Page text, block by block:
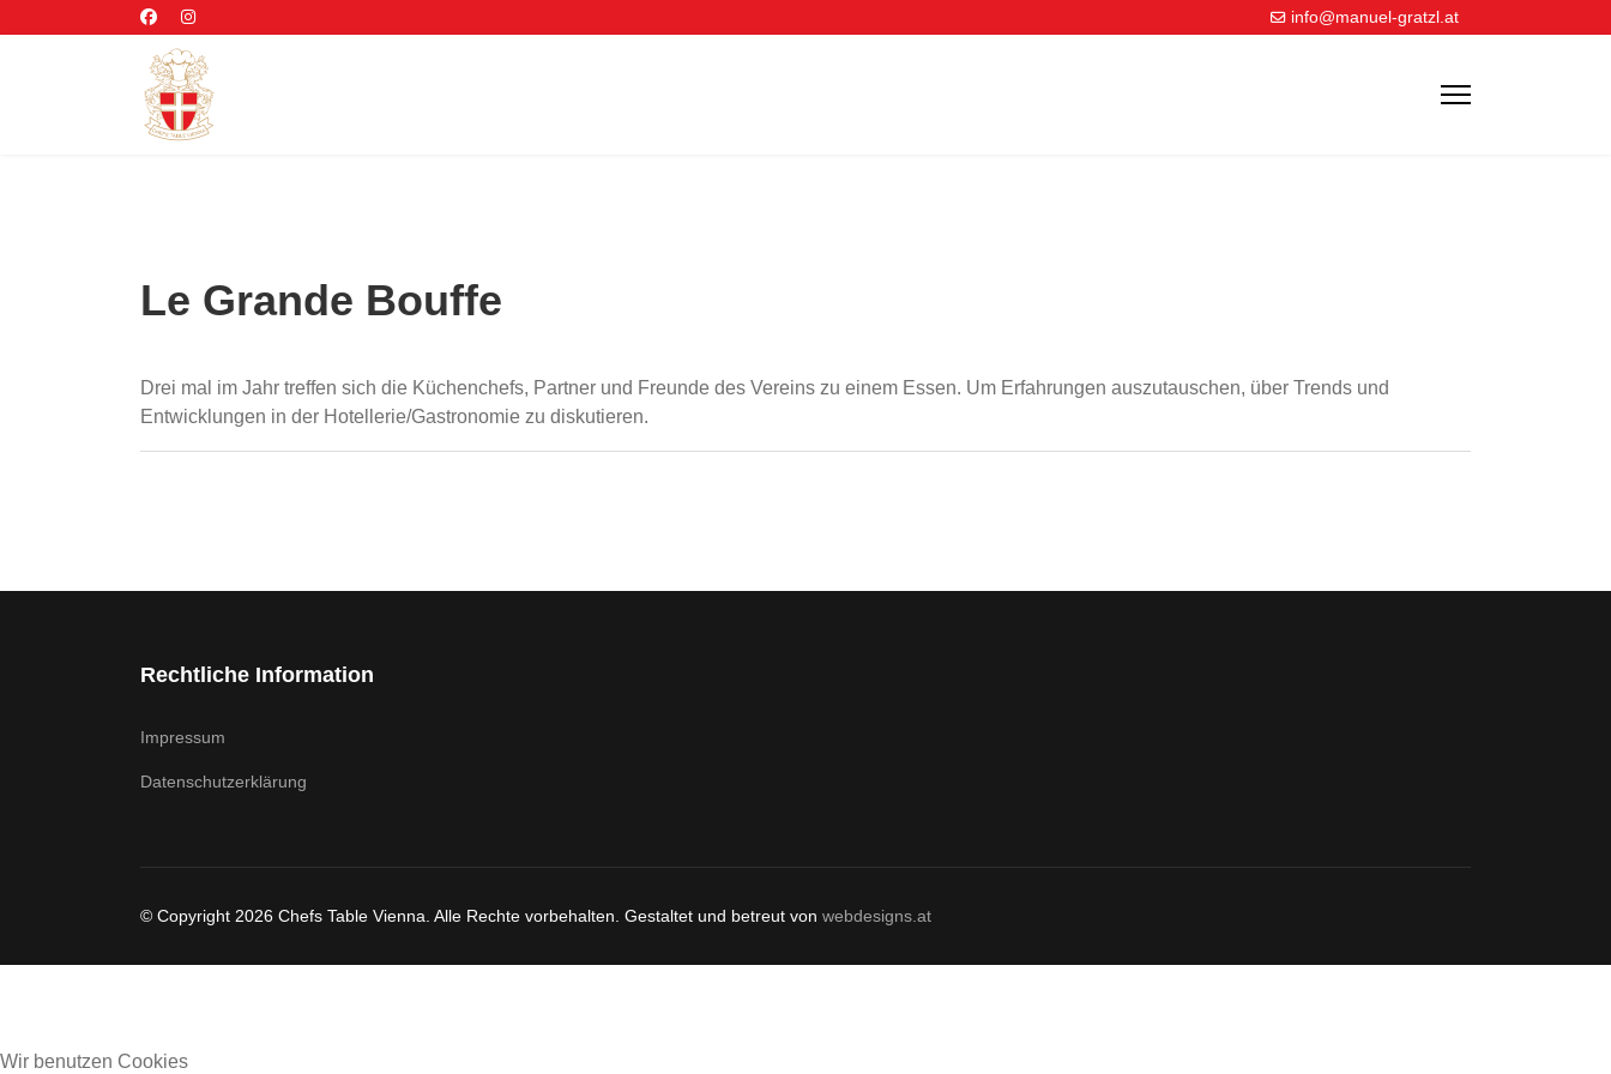
info@manuel-gratzl.at
Le Grande Bouffe
Drei mal im Jahr treffen sich die Küchenchefs, Partner und Freunde des Vereins zu einem Essen. Um Erfahrungen auszutauschen, über Trends und
Entwicklungen in der Hotellerie/Gastronomie zu diskutieren.
Rechtliche Information
Impressum
Datenschutzerklärung
© Copyright 2026 Chefs Table Vienna. Alle Rechte vorbehalten. Gestaltet und betreut von webdesigns.at
Wir benutzen Cookies